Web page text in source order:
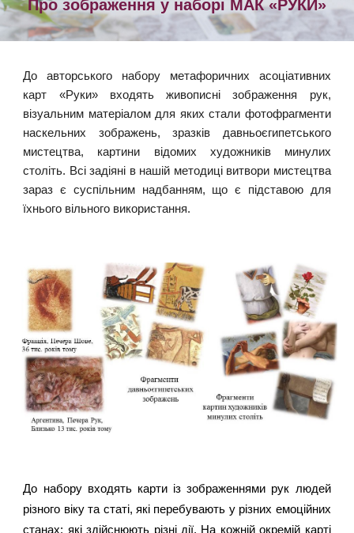
Про зображення у наборі МАК «РУКИ»
До авторського набору метафоричних асоціативних
карт «Руки» входять живописні зображення рук,
візуальним матеріалом для яких стали фотофрагменти
наскельних зображень, зразків давньоєгипетського
мистецтва, картини відомих художників минулих
століть. Всі задіяні в нашій методиці витвори мистецтва
зараз є суспільним надбанням, що є підставою для
їхнього вільного використання.
До набору входять карти із зображеннями рук людей
різного віку та статі, які перебувають у різних емоційних
станах; які здійснюють різні дії. На кожній окремій карті